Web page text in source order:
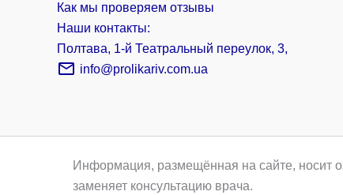
Как мы проверяем отзывы
Наши контакты:
Полтава, 1-й Театральный переулок, 3,
info@prolikariv.com.ua
Информация, размещённая на сайте, носит
заменяет консультацию врача.